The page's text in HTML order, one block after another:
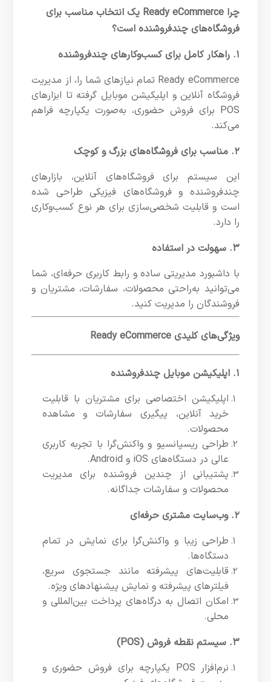
چرا Ready eCommerce یک انتخاب مناسب برای
فروشگاه‌های چندفروشنده است؟
۱. راهکار کامل برای کسب‌وکارهای چندفروشنده
Ready eCommerce تمام نیازهای شما را، از مدیریت
فروشگاه آنلاین و اپلیکیشن موبایل گرفته تا ابزارهای
POS برای فروش حضوری، به‌صورت یکپارچه فراهم
می‌کند.
۲. مناسب برای فروشگاه‌های بزرگ و کوچک
این سیستم برای فروشگاه‌های آنلاین، بازارهای
چندفروشنده و فروشگاه‌های فیزیکی طراحی شده
است و قابلیت شخصی‌سازی برای هر نوع کسب‌وکاری
را دارد.
۳. سهولت در استفاده
با داشبورد مدیریتی ساده و رابط کاربری حرفه‌ای، شما
می‌توانید به‌راحتی محصولات، سفارشات، مشتریان و
فروشندگان را مدیریت کنید.
ویژگی‌های کلیدی Ready eCommerce
۱. اپلیکیشن موبایل چندفروشنده
اپلیکیشن اختصاصی برای مشتریان با قابلیت
خرید آنلاین، پیگیری سفارشات و مشاهده
محصولات.
طراحی ریسپانسیو و واکنش‌گرا با تجربه کاربری
عالی در دستگاه‌های iOS و Android.
پشتیبانی از چندین فروشنده برای مدیریت
محصولات و سفارشات جداگانه.
۲. وب‌سایت مشتری حرفه‌ای
طراحی زیبا و واکنش‌گرا برای نمایش در تمام
دستگاه‌ها.
قابلیت‌های پیشرفته مانند جستجوی سریع،
فیلترهای پیشرفته و نمایش پیشنهادهای ویژه.
امکان اتصال به درگاه‌های پرداخت بین‌المللی و
محلی.
۳. سیستم نقطه فروش (POS)
نرم‌افزار POS یکپارچه برای فروش حضوری و